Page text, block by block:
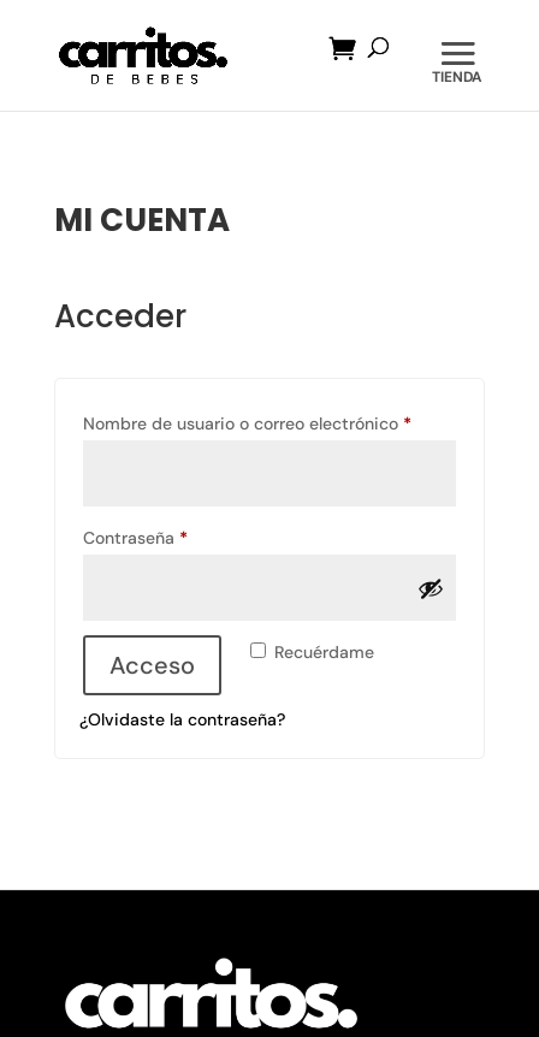
productos
MI CUENTA
Acceder
Nombre de usuario o correo electrónico *Obligatorio
Contraseña *Obligatorio
Recuérdame
Acceso
¿Olvidaste la contraseña?